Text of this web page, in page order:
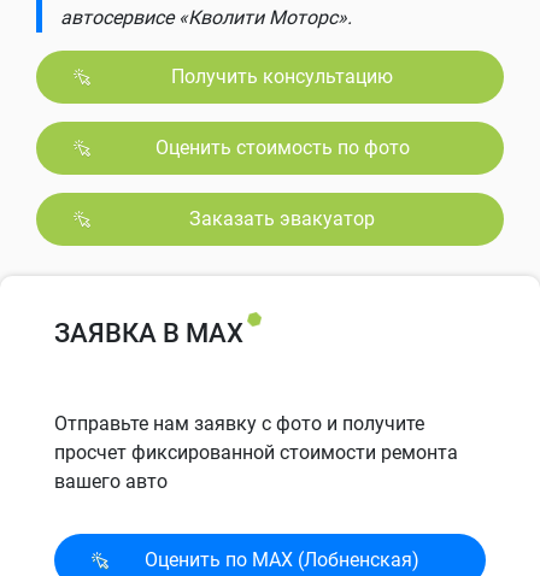
автосервисе «Кволити Моторс».
Получить консультацию
Оценить стоимость по фото
Заказать эвакуатор
ЗАЯВКА В MAX
Отправьте нам заявку с фото и получите
просчет фиксированной стоимости ремонта
вашего авто
Оценить по MAX (Лобненская)